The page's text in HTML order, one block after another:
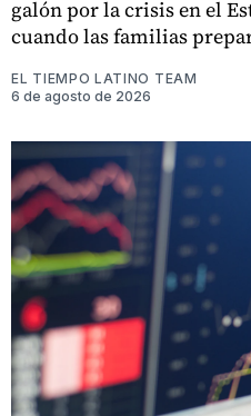
galón por la crisis en el
cuando las familias
EL TIEMPO LATINO TEAM
6 de agosto de 2026